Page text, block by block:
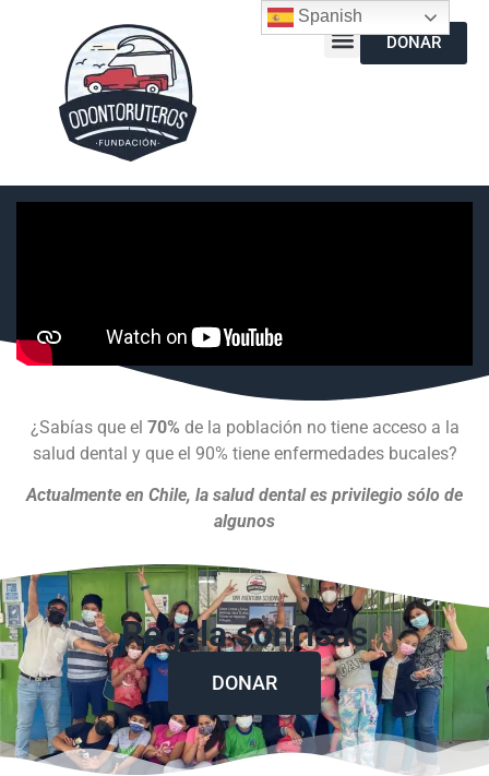
DONAR
¿Sabías que el 70% de la población no tiene acceso a la
salud dental y que el 90% tiene enfermedades bucales?
Actualmente en Chile, la salud dental es privilegio sólo de
algunos
Regala sonrisas
DONAR
Spanish